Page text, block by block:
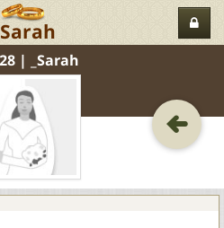
Sarah_
Sarah_‏ | 548428